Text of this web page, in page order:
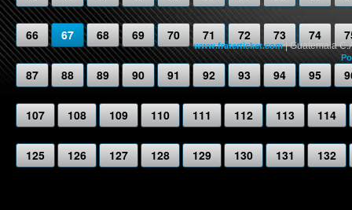
66 67 68 69 70 71 72 73 74
87 88 89 90 91 92 93 94 95
107 108 109 110 111 112 113 114
125 126 127 128 129 130 131 132
www.fraterticket.com | Guatemala